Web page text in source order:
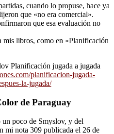
cuando lo propuse, hace ya
que «no era comercial».
que esa evaluación no
mis libros, como en «Planificación
planificacion-jugada-
la-jugada/
de Paraguay
poco de Smyslov, y del
mi nota 309 publicada el 26 de